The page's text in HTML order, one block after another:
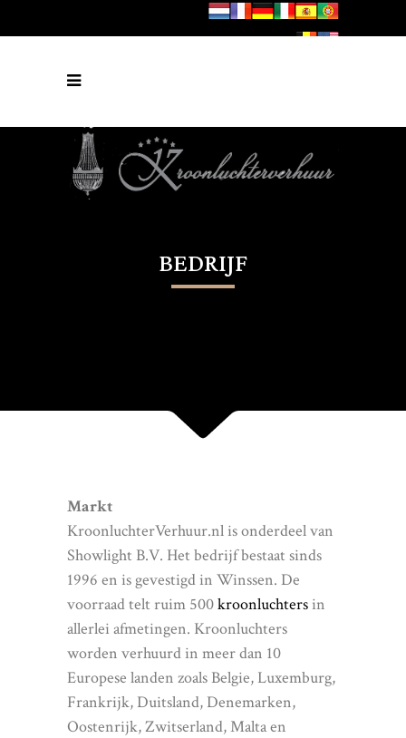
BEDRIJF
Markt
KroonluchterVerhuur.nl is onderdeel van
Showlight B.V. Het bedrijf bestaat sinds
1996 en is gevestigd in Winssen. De
voorraad telt ruim 500kroonluchtersin
allerlei afmetingen. Kroonluchters
worden verhuurd in meer dan 10
Europese landen zoals Belgie, Luxemburg,
Frankrijk, Duitsland, Denemarken,
Oostenrijk, Zwitserland, Malta en